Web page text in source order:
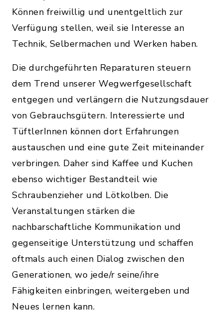
Können freiwillig und unentgeltlich zur
Verfügung stellen, weil sie Interesse an
Technik, Selbermachen und Werken haben.
Die durchgeführten Reparaturen steuern
dem Trend unserer Wegwerfgesellschaft
entgegen und verlängern die Nutzungsdauer
von Gebrauchsgütern. Interessierte und
TüftlerInnen können dort Erfahrungen
austauschen und eine gute Zeit miteinander
verbringen. Daher sind Kaffee und Kuchen
ebenso wichtiger Bestandteil wie
Schraubenzieher und Lötkolben. Die
Veranstaltungen stärken die
nachbarschaftliche Kommunikation und
gegenseitige Unterstützung und schaffen
oftmals auch einen Dialog zwischen den
Generationen, wo jede/r seine/ihre
Fähigkeiten einbringen, weitergeben und
Neues lernen kann.